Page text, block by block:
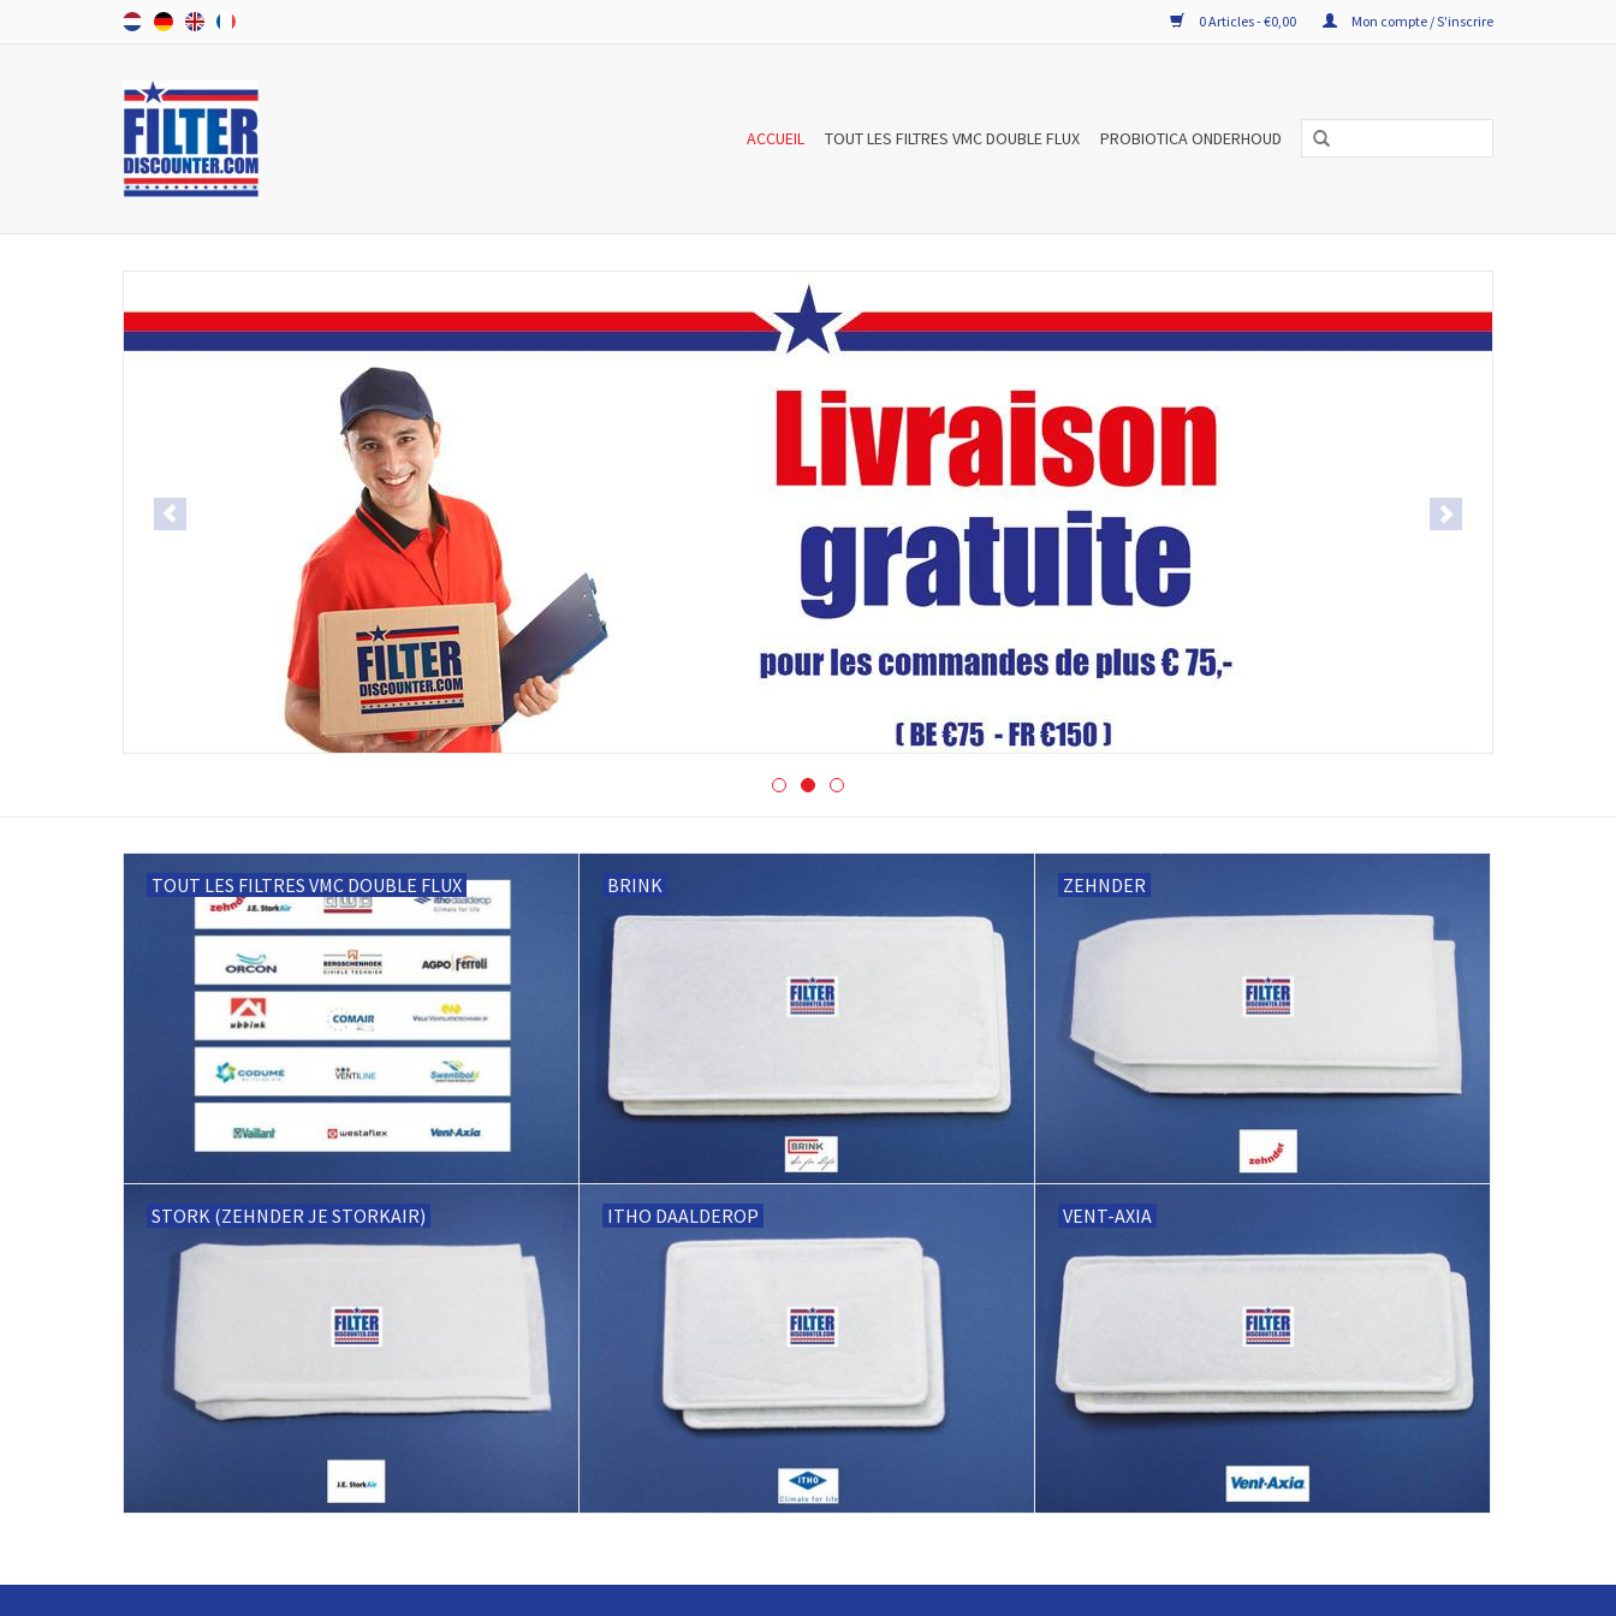
0 Articles - €0,00 Mon compte / S'inscrire
ACCUEIL TOUT LES FILTRES VMC DOUBLE FLUX PROBIOTICA ONDERHOUD
TOUT LES FILTRES VMC DOUBLE FLUX BRINK ZEHNDER
STORK (ZEHNDER JE STORKAIR) ITHO DAALDEROP VENT-AXIA